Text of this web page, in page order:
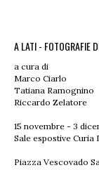
A LATI - FOTOGRAFIE
a cura di
Marco Ciarlo
Tatiana Ramognino
Riccardo Zelatore
15 novembre - 3
Sale espostive Curia
Piazza Vescovado